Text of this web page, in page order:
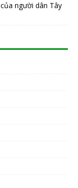
người dân Tây